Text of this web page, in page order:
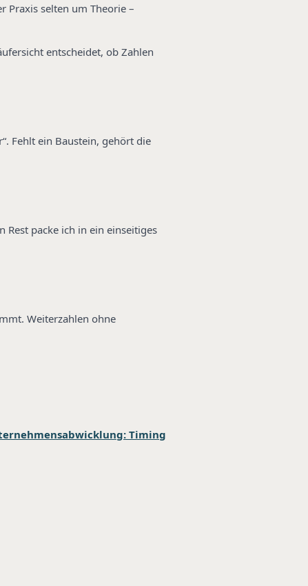
Praxis selten um Theorie –
entscheidet, ob Zahlen
Fehlt ein Baustein, gehört die
packe ich in ein einseitiges
Weiterzahlen ohne
Timing